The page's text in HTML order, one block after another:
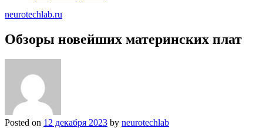
neurotechlab.ru
Обзоры новейших материнских плат
Posted on 12 декабря 2023 by neurotechlab